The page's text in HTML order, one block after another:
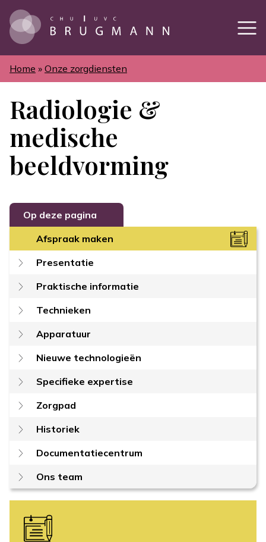
en
naar
de
gaan
Kruimelpad
Home Onze zorgdiensten
Radiologie &
medische
beeldvorming
Op deze pagina
Afspraak maken
Presentatie
Praktische informatie
Technieken
Apparatuur
Nieuwe technologieën
Specifieke expertise
Zorgpad
Historiek
Documentatiecentrum
Ons team